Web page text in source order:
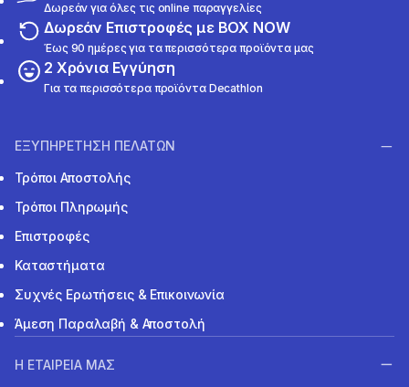
Δωρεάν για όλες τις online παραγγελίες
Δωρεάν Επιστροφές με BOX NOW
Έως 90 ημέρες για τα περισσότερα προϊόντα μας
2 Χρόνια Εγγύηση
Για τα περισσότερα προϊόντα Decathlon
ΕΞΥΠΗΡΕΤΗΣΗ ΠΕΛΑΤΩΝ
Τρόποι Αποστολής
Τρόποι Πληρωμής
Επιστροφές
Καταστήματα
Συχνές Ερωτήσεις & Επικοινωνία
Άμεση Παραλαβή & Αποστολή
Η ΕΤΑΙΡΕΙΑ ΜΑΣ